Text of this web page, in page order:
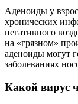
Аденоиды у
хронических
негативного
на «грязном»
аденоиды могут
заболеваниях
Какой вирус